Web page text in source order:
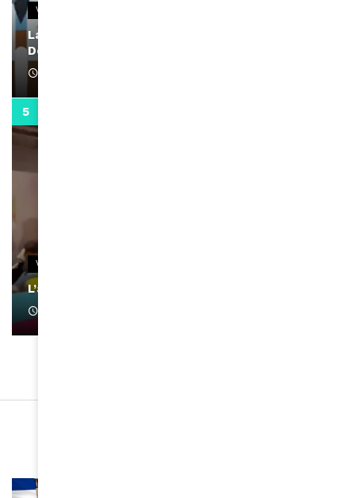
VIDEOS
La rubrique santé speciale coronavirus du
Docteur Makanda
VIDEOS
L’artiste Yoan s’exprime